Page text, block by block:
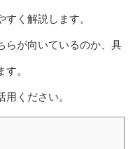
く解説します。
らが向いているのか、具
。
ください。